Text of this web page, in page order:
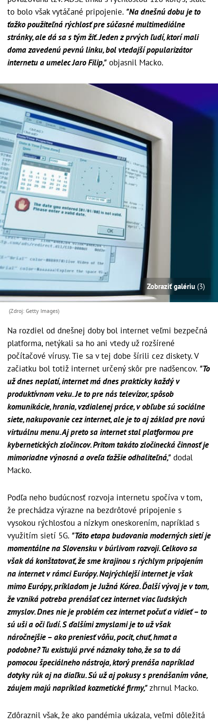
to bolo však vytáčané pripojenie. "Na dnešnú dobu je to
ťažko použiteľná rýchlosť pre súčasné multimediálne
stránky, ale dá sa s tým žiť. Jeden z prvých ľudí, ktorí mali
doma zavedenú pevnú linku, bol vtedajší popularizátor
internetu a umelec Jaro Filip," objasnil Macko.
Zobraziť galériu (3)
(Zdroj: Getty Images)
Na rozdiel od dnešnej doby bol internet veľmi bezpečná
platforma, netýkali sa ho ani vtedy už rozšírené
počítačové vírusy. Tie sa v tej dobe šírili cez diskety. V
začiatku bol totiž internet určený skôr pre nadšencov. "To
už dnes neplatí, internet má dnes prakticky každý v
produktívnom veku. Je to pre nás televízor, spôsob
komunikácie, hrania, vzdialenej práce, v obľube sú sociálne
siete, nakupovanie cez internet, ale je to aj základ pre novú
virtuálnu menu. Aj preto sa internet stal platformou pre
kybernetických zločincov. Pritom takáto zločinecká činnosť je
mimoriadne výnosná a oveľa ťažšie odhaliteľná," dodal
Macko.
Podľa neho budúcnosť rozvoja internetu spočíva v tom,
že prechádza výrazne na bezdrôtové pripojenie s
vysokou rýchlosťou a nízkym oneskorením, napríklad s
využitím sietí 5G. "Táto etapa budovania moderných sietí je
momentálne na Slovensku v búrlivom rozvoji. Celkovo sa
však dá konštatovať, že sme krajinou s rýchlym pripojením
na internet v rámci Európy. Najrýchlejší internet je však
mimo Európy, príkladom je Južná Kórea. Ďalší vývoj je v tom,
že vzniká potreba prenášať cez internet viac ľudských
zmyslov. Dnes nie je problém cez internet počuť a vidieť – to
sú uši a oči ľudí. S ďalšími zmyslami je to už však
náročnejšie – ako preniesť vôňu, pocit, chuť, hmat a
podobne? Tu existujú prvé náznaky toho, že sa to dá
pomocou špeciálneho nástroja, ktorý prenáša napríklad
dotyky rúk aj na diaľku. Sú už aj pokusy s prenášaním vône,
záujem majú napríklad kozmetické firmy,"zhrnul Macko.
Zdôraznil však, že ako pandémia ukázala, veľmi dôležitá